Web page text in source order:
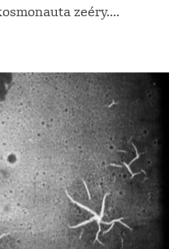
zeéry....